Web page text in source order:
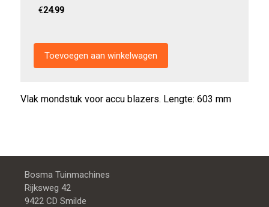
€24.99
Vlak mondstuk voor accu blazers. Lengte: 603 mm
Bosma Tuinmachines
Rijksweg 42
9422 CD Smilde